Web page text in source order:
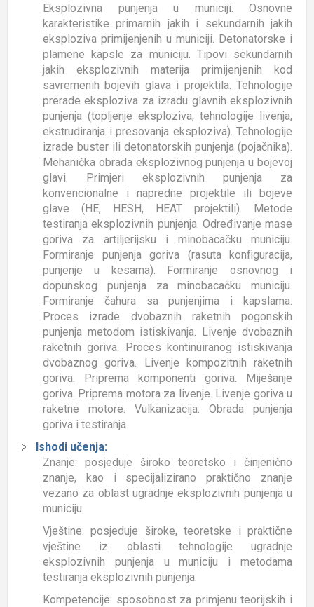
Eksplozivna punjenja u municiji. Osnovne
karakteristike primarnih jakih i sekundarnih jakih
eksploziva primijenjenih u municiji. Detonatorske i
plamene kapsle za municiju. Tipovi sekundarnih
jakih eksplozivnih materija primijenjenih kod
savremenih bojevih glava i projektila. Tehnologije
prerade eksploziva za izradu glavnih eksplozivnih
punjenja (topljenje eksploziva, tehnologije livenja,
ekstrudiranja i presovanja eksploziva). Tehnologije
izrade buster ili detonatorskih punjenja (pojačnika).
Mehanička obrada eksplozivnog punjenja u bojevoj
glavi. Primjeri eksplozivnih punjenja za
konvencionalne i napredne projektile ili bojeve
glave (HE, HESH, HEAT projektili). Metode
testiranja eksplozivnih punjenja. Određivanje mase
goriva za artiljerijsku i minobacačku municiju.
Formiranje punjenja goriva (rasuta konfiguracija,
punjenje u kesama). Formiranje osnovnog i
dopunskog punjenja za minobacačku municiju.
Formiranje čahura sa punjenjima i kapslama.
Proces izrade dvobaznih raketnih pogonskih
punjenja metodom istiskivanja. Livenje dvobaznih
raketnih goriva. Proces kontinuiranog istiskivanja
dvobaznog goriva. Livenje kompozitnih raketnih
goriva. Priprema komponenti goriva. Miješanje
goriva. Priprema motora za livenje. Livenje goriva u
raketne motore. Vulkanizacija. Obrada punjenja
goriva i testiranja.
Ishodi učenja:
Znanje: posjeduje široko teoretsko i činjenično
znanje, kao i specijalizirano praktično znanje
vezano za oblast ugradnje eksplozivnih punjenja u
municiju.
Vještine: posjeduje široke, teoretske i praktične
vještine iz oblasti tehnologije ugradnje
eksplozivnih punjenja u municiju i metodama
testiranja eksplozivnih punjenja.
Kompetencije: sposobnost za primjenu teorijskih i